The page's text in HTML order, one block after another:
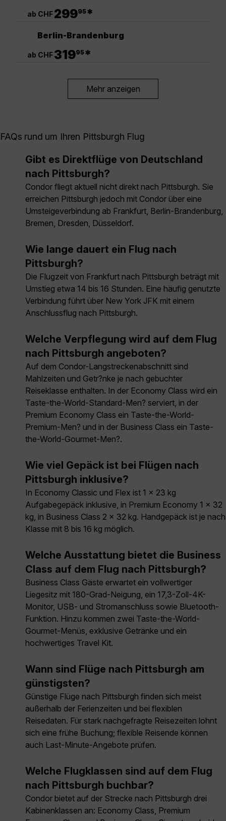
ab CHF29995*
Berlin-Brandenburg
ab CHF31995*
Mehr anzeigen
FAQs rund um Ihren Pittsburgh Flug
Gibt es Direktflüge von Deutschland
nach Pittsburgh?
Condor fliegt aktuell nicht direkt nach Pittsburgh. Sie
erreichen Pittsburgh jedoch mit Condor über eine
Umsteigeverbindung ab Frankfurt, Berlin-Brandenburg,
Bremen, Dresden, Düsseldorf.
Wie lange dauert ein Flug nach
Pittsburgh?
Die Flugzeit von Frankfurt nach Pittsburgh beträgt mit
Umstieg etwa 14 bis 16 Stunden. Eine häufig genutzte
Verbindung führt über New York JFK mit einem
Anschlussflug nach Pittsburgh.
Welche Verpflegung wird auf dem Flug
nach Pittsburgh angeboten?
Auf dem Condor-Langstreckenabschnitt sind
Mahlzeiten und Getr?nke je nach gebuchter
Reiseklasse enthalten. In der Economy Class wird ein
Taste-the-World-Standard-Men? serviert, in der
Premium Economy Class ein Taste-the-World-
Premium-Men? und in der Business Class ein Taste-
the-World-Gourmet-Men?.
Wie viel Gepäck ist bei Flügen nach
Pittsburgh inklusive?
In Economy Classic und Flex ist 1 × 23 kg
Aufgabegepäck inklusive, in Premium Economy 1 × 32
kg, in Business Class 2 × 32 kg. Handgepäck ist je nach
Klasse mit 8 bis 16 kg möglich.
Welche Ausstattung bietet die Business
Class auf dem Flug nach Pittsburgh?
Business Class Gäste erwartet ein vollwertiger
Liegesitz mit 180-Grad-Neigung, ein 17,3-Zoll-4K-
Monitor, USB- und Stromanschluss sowie Bluetooth-
Funktion. Hinzu kommen zwei Taste-the-World-
Gourmet-Menüs, exklusive Getränke und ein
hochwertiges Travel Kit.
Wann sind Flüge nach Pittsburgh am
günstigsten?
Günstige Flüge nach Pittsburgh finden sich meist
außerhalb der Ferienzeiten und bei flexiblen
Reisedaten. Für stark nachgefragte Reisezeiten lohnt
sich eine frühe Buchung; flexible Reisende können
auch Last-Minute-Angebote prüfen.
Welche Flugklassen sind auf dem Flug
nach Pittsburgh buchbar?
Condor bietet auf der Strecke nach Pittsburgh drei
Kabinenklassen an: Economy Class, Premium